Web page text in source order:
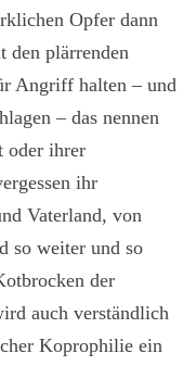
Opfer dann
den plärrenden
Angriff halten – und
– das nennen
oder ihrer
ihr
Vaterland, von
so weiter und so
der
auch verständlich
Koprophilie ein